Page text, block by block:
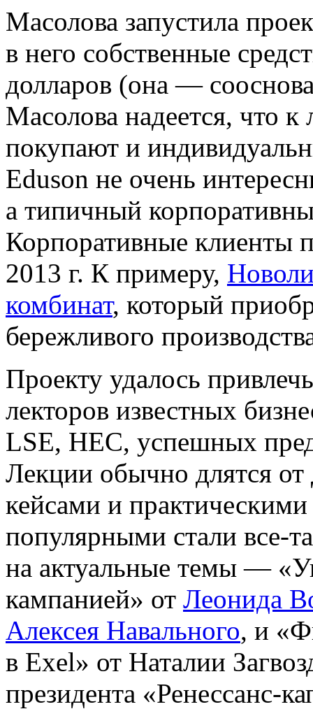
Масолова запустила
в него собственные
долларов (она —
Масолова надеется, что
покупают и
Eduson не очень
а типичный
Корпоративные клиенты
2013 г. К примеру,
комбинат, который
бережливого
Проекту удалось
лекторов известных
LSE, HEC, успешных
Лекции обычно длятся
кейсами и
популярными стали все-
на актуальные темы —
кампанией» от Леонида
Алексея Навального, и
в Exel» от Наталии
президента «Ренессанс-